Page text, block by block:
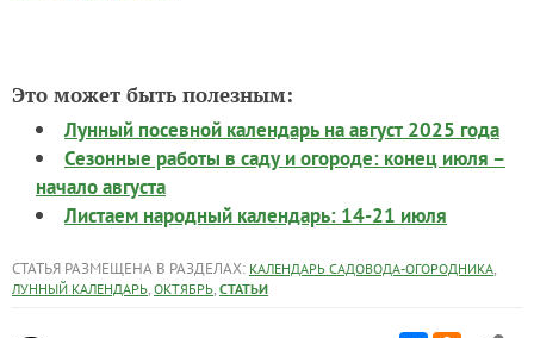
Это может быть полезным:
Лунный посевной календарь на август 2025 года
Сезонные работы в саду и огороде: конец июля –
начало августа
Листаем народный календарь: 14-21 июля
СТАТЬЯ РАЗМЕЩЕНА В РАЗДЕЛАХ: КАЛЕНДАРЬ САДОВОДА-ОГОРОДНИКА,
ЛУННЫЙ КАЛЕНДАРЬ, ОКТЯБРЬ, СТАТЬИ